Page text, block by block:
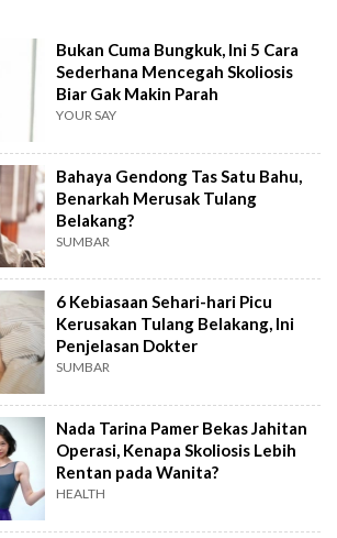
Bukan Cuma Bungkuk, Ini 5 Cara
Sederhana Mencegah Skoliosis
Biar Gak Makin Parah
YOUR SAY
Bahaya Gendong Tas Satu Bahu,
Benarkah Merusak Tulang
Belakang?
SUMBAR
6 Kebiasaan Sehari-hari Picu
Kerusakan Tulang Belakang, Ini
Penjelasan Dokter
SUMBAR
Nada Tarina Pamer Bekas Jahitan
Operasi, Kenapa Skoliosis Lebih
Rentan pada Wanita?
HEALTH